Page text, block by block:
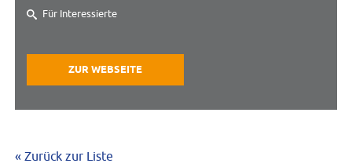
Für Interessierte
ZUR WEBSEITE
« Zurück zur Liste